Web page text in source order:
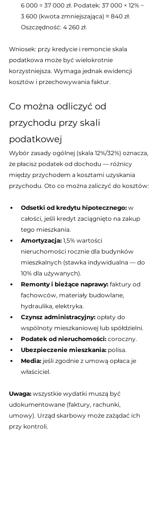
6 000 = 37 000 zł. Podatek: 37 000 × 12% −
3 600 (kwota zmniejszająca) ≈ 840 zł.
Oszczędność: 4 260 zł.
Wniosek: przy kredycie i remoncie skala
podatkowa może być wielokrotnie
korzystniejsza. Wymaga jednak ewidencji
kosztów i przechowywania faktur.
Co można odliczyć od
przychodu przy skali
podatkowej
Wybór zasady ogólnej (skala 12%/32%) oznacza,
że płacisz podatek od dochodu — różnicy
między przychodem a kosztami uzyskania
przychodu. Oto co można zaliczyć do kosztów:
Odsetki od kredytu hipotecznego: w
całości, jeśli kredyt zaciągnięto na zakup
tego mieszkania.
Amortyzacja: 1,5% wartości
nieruchomości rocznie dla budynków
mieszkalnych (stawka indywidualna — do
10% dla używanych).
Remonty i bieżące naprawy: faktury od
fachowców, materiały budowlane,
hydraulika, elektryka.
Czynsz administracyjny: opłaty do
wspólnoty mieszkaniowej lub spółdzielni.
Podatek od nieruchomości: coroczny.
Ubezpieczenie mieszkania: polisa.
Media: jeśli zgodnie z umową opłaca je
właściciel.
Uwaga: wszystkie wydatki muszą być
udokumentowane (faktury, rachunki,
umowy). Urząd skarbowy może zażądać ich
przy kontroli.